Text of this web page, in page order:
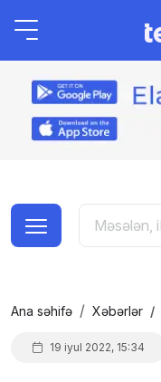
Ana səhifə Xəbərlər
19 iyul 2022, 15:34